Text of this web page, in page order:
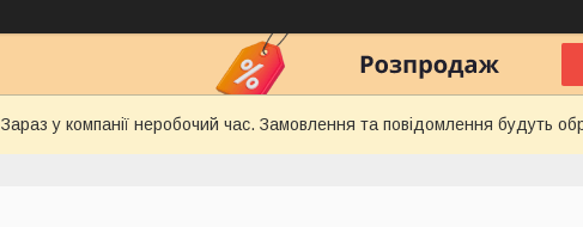
Зараз у компанії неробочий час. Замовлення та повідомлення будуть